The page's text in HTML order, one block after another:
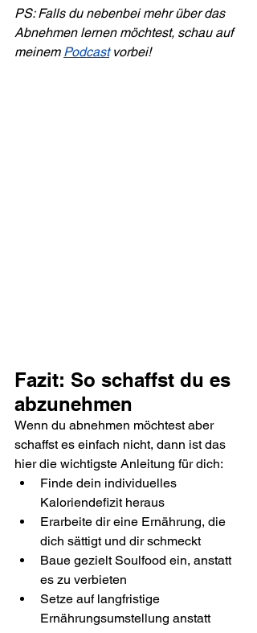
PS: Falls du nebenbei mehr über das
Abnehmen lernen möchtest, schau auf
meinem Podcast vorbei!
Fazit: So schaffst du es
abzunehmen
Wenn du abnehmen möchtest aber
schaffst es einfach nicht, dann ist das
hier die wichtigste Anleitung für dich:
Finde dein individuelles
Kaloriendefizit heraus
Erarbeite dir eine Ernährung, die
dich sättigt und dir schmeckt
Baue gezielt Soulfood ein, anstatt
es zu verbieten
Setze auf langfristige
Ernährungsumstellung anstatt